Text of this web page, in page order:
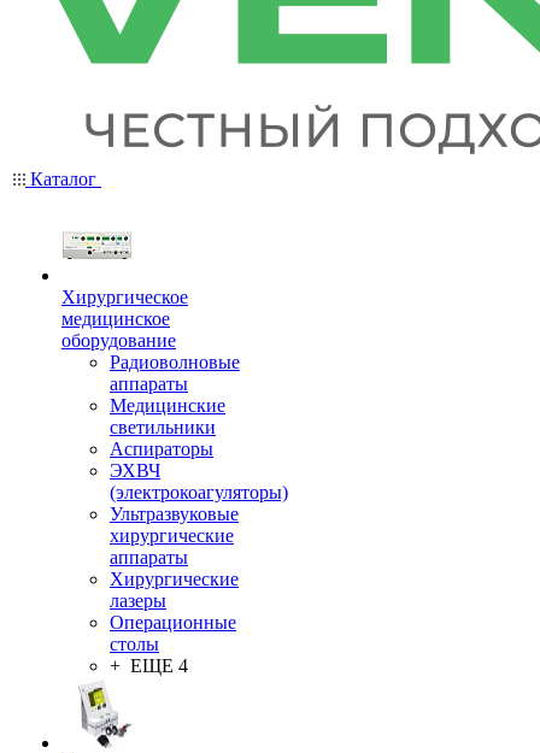
Каталог
Хирургическое
медицинское
оборудование
Радиоволновые
аппараты
Медицинские
светильники
Аспираторы
ЭХВЧ
(электрокоагуляторы)
Ультразвуковые
хирургические
аппараты
Хирургические
лазеры
Операционные
столы
+ ЕЩЕ 4